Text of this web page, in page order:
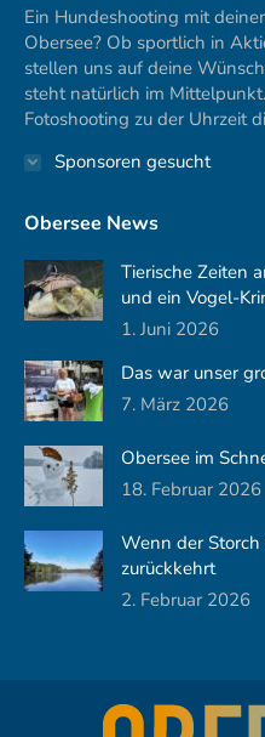
windowwindow
Ein Hundeshooting mit
Obersee? Ob sportlich in
stellen uns auf deine
steht natürlich im
Fotoshooting zu der Uhrzeit
Sponsoren gesucht
Obersee News
Tierische Zeiten
und ein Vogel-
1. Juni 2026
Das war unser
7. März 2026
Obersee im
18. Februar 2026
Wenn der Storch
zurückkehrt
2. Februar 2026